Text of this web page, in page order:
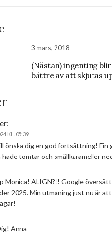
3 mars, 2018
(Nästan) ingenting blir
bättre av att skjutas
KL. 05:39
önska dig en god fortsättning! Fin
hade tomtar och smällkarameller
Monica! ALIGN?!! Google
2025. Min utmaning just nu är
Anna